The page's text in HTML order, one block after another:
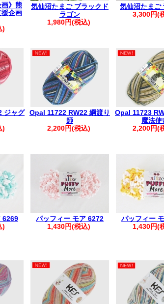
り、ご注文が完了していない場合がございます
利用ガイドをご確認ください。
。:+* ゜ ゜゜ *+:。.。.。:+* ゜ ゜゜ *+
ルをご利用のお客様へ▲
】を受信許可設定のうえ
いただきますようお願い申し上げます
。:+* ゜ ゜゜ *+:。.。.。:+* ゜ ゜゜ *+
お客様へお願い】
かご確認ください。
より内容をご確認ください。
の可能性がございますので、改めてご注文をお願
かじめご了承ください。
おります。
応いたしかねます。
送となるご注文につきましては、まとめて発送さ
ご案内いたします。
いた場合は、ご注文も1件におまとめさせていただ
がお電話にてご連絡ください。
は、誠に恐れ入りますが、破棄していただきます
画》熊
企画
)
気仙沼たまご ブラックド
ラゴン
1,980円(税込)
気仙沼たまご
3,300円(
ジャグ
)
Opal 11722 RW22 綱渡り
師
2,200円(税込)
Opal 11723
魔法使
2,200円(
6269
)
パッフィー モア 6272
1,430円(税込)
パッフィー
1,430円(